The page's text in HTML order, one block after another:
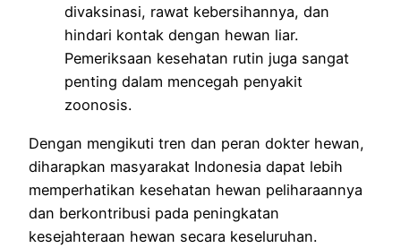
divaksinasi, rawat kebersihannya, dan
hindari kontak dengan hewan liar.
Pemeriksaan kesehatan rutin juga sangat
penting dalam mencegah penyakit
zoonosis.
Dengan mengikuti tren dan peran dokter hewan,
diharapkan masyarakat Indonesia dapat lebih
memperhatikan kesehatan hewan peliharaannya
dan berkontribusi pada peningkatan
kesejahteraan hewan secara keseluruhan.